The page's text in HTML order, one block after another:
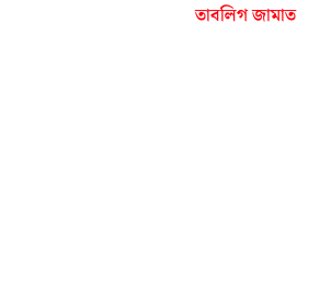
তাবলিগ জামাত